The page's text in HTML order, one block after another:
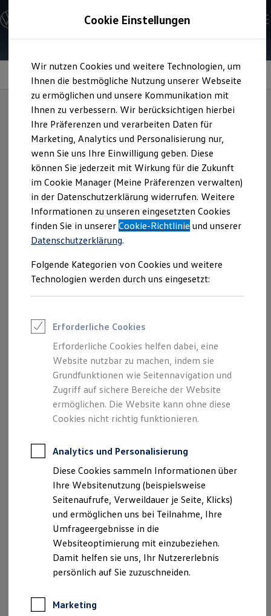
Hauptinhalt
springen
Footer
springen
Modelle und Konfigurator
Konfigurator
Modelle vergleichen
Elektroautos
ENERGY Sondermodelle
Nutzfahrzeuge
SUV und CUV
Familienautos
Kombis
Kompaktwagen
Sportwagen
Schnell verfügbare Fahrzeuge
Angebote und Produkte
Aktuelle Angebote
E-Auto-Förderung
Volkswagen Marktplatz
Die ENERGY Sondermodelle
Junge Gebrauchtwagen und Gebrauchtwagen
Volkswagen Zertifizierte Gebrauchtwagen
Elektromobilität bei Gebrauchtwagen
Saisonangebote
Reifenpakete
Leasing
Leasing-Angebote
Elektroauto Leasing
Kleinwagen-Leasing
Leasing ohne Anzahlung
Finanzierung
Autokredit mit Schlussrate
Versicherungen und Garantien
Kfz-Versicherung
Restschuldversicherungen
Garantien
Professional Class bei Volkswagen
Behörden
Direktkunden
Sonderfahrzeuge
Anpfiff zum Gewinn
Elektromobilität
Elektroautos
ID. Tutorials
Elektrofahrzeugkonzepte
ID. EVERY1
Reichweite
Rekuperation
Information
Allwetterfußmatten
für IhrenArteonoder
ArteonShooting Brake
Die langlebigen Allwetterfußmatten können Ihren Fußraum
weitestgehend vor Nässe und Schmutz schützen – egal ob
durch Staub und Sand im Sommer oder durch regen- sowie
schneenasse Schuhe in den kälteren Wintermonaten.
Fragen Sie das Produkt gern bei Ihrem
Volkswagen
Allwetterfußmatten anfragen
Nutzungsbedingungen
Datenschutzerklärungen
Cookie-Richtlinie
Lizenzhinweise Dritter
Produktsicherheitsinformationen
Cookie Einstellungen
Wir nutzen Cookies und weitere Technologien, um
Ihnen die bestmögliche Nutzung unserer Webseite
zu ermöglichen und unsere Kommunikation mit
Ihnen zu verbessern. Wir berücksichtigen hierbei
Ihre Präferenzen und verarbeiten Daten für
Marketing, Analytics und Personalisierung nur,
wenn Sie uns Ihre Einwilligung geben. Diese
können Sie jederzeit mit Wirkung für die Zukunft
im Cookie Manager (Meine Präferenzen verwalten)
in der Datenschutzerklärung widerrufen. Weitere
Informationen zu unseren eingesetzten Cookies
finden Sie in unsererCookie-Richtlinie und unserer
Datenschutzerklärung.
Folgende Kategorien von Cookies und weitere
Technologien werden durch uns eingesetzt:
Erforderliche Cookies
Erforderliche Cookies helfen dabei, eine
Website nutzbar zu machen, indem sie
Grundfunktionen wie Seitennavigation und
Zugriff auf sichere Bereiche der Website
ermöglichen. Die Website kann ohne diese
Cookies nicht richtig funktionieren.
Analytics und Personalisierung
Diese Cookies sammeln Informationen über
Ihre Websitenutzung (beispielsweise
Seitenaufrufe, Verweildauer je Seite, Klicks)
und ermöglichen uns bei Teilnahme, Ihre
Umfrageergebnisse in die
Websiteoptimierung mit einzubeziehen.
Damit helfen sie uns, Ihr Nutzererlebnis
persönlich auf Sie zuzuschneiden.
Marketing